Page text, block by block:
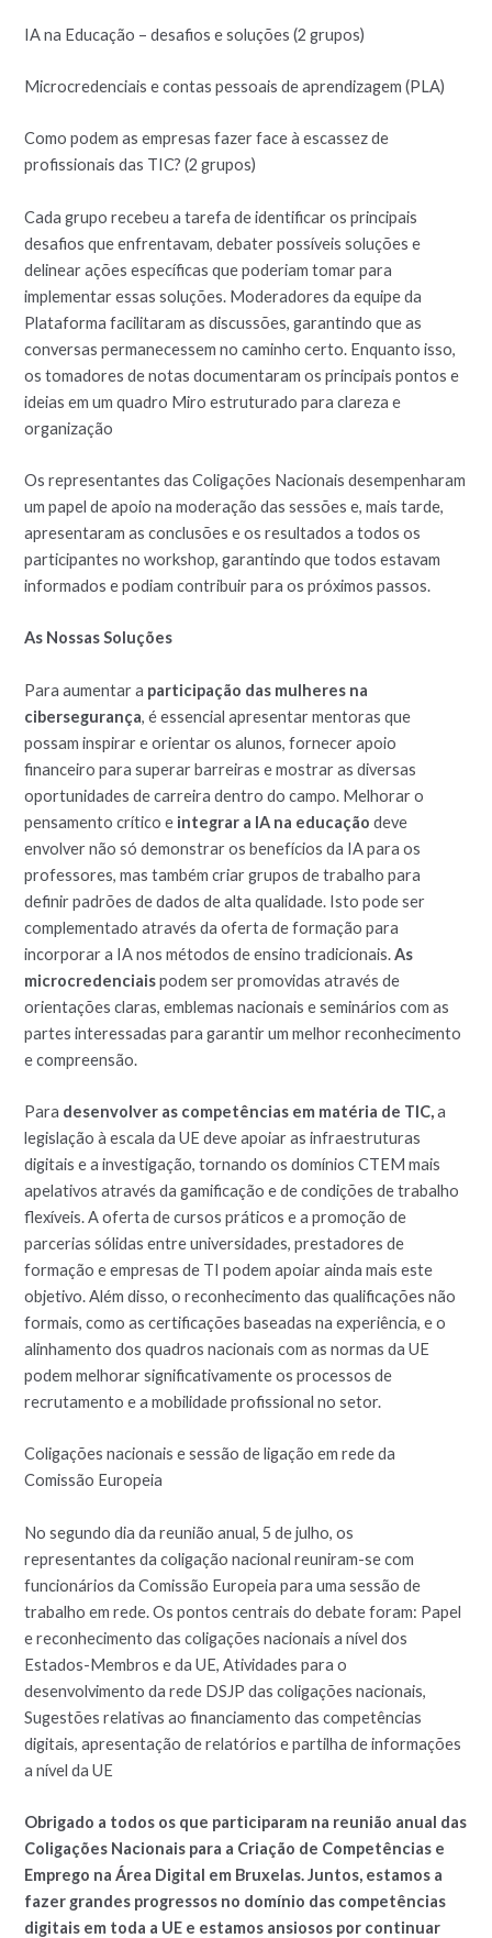
IA na Educação – desafios e soluções (2 grupos)
Microcredenciais e contas pessoais de aprendizagem (PLA)
Como podem as empresas fazer face à escassez de
profissionais das TIC? (2 grupos)
Cada grupo recebeu a tarefa de identificar os principais
desafios que enfrentavam, debater possíveis soluções e
delinear ações específicas que poderiam tomar para
implementar essas soluções. Moderadores da equipe da
Plataforma facilitaram as discussões, garantindo que as
conversas permanecessem no caminho certo. Enquanto isso,
os tomadores de notas documentaram os principais pontos e
ideias em um quadro Miro estruturado para clareza e
organização
Os representantes das Coligações Nacionais desempenharam
um papel de apoio na moderação das sessões e, mais tarde,
apresentaram as conclusões e os resultados a todos os
participantes no workshop, garantindo que todos estavam
informados e podiam contribuir para os próximos passos.
As Nossas Soluções
Para aumentar a participação das mulheres na
cibersegurança, é essencial apresentar mentoras que
possam inspirar e orientar os alunos, fornecer apoio
financeiro para superar barreiras e mostrar as diversas
oportunidades de carreira dentro do campo. Melhorar o
pensamento crítico e integrar a IA na educação deve
envolver não só demonstrar os benefícios da IA para os
professores, mas também criar grupos de trabalho para
definir padrões de dados de alta qualidade. Isto pode ser
complementado através da oferta de formação para
incorporar a IA nos métodos de ensino tradicionais.As
microcredenciaispodem ser promovidas através de
orientações claras, emblemas nacionais e seminários com as
partes interessadas para garantir um melhor reconhecimento
e compreensão.
Para desenvolver as competências em matéria de TIC,a
legislação à escala da UE deve apoiar as infraestruturas
digitais e a investigação, tornando os domínios CTEM mais
apelativos através da gamificação e de condições de trabalho
flexíveis. A oferta de cursos práticos e a promoção de
parcerias sólidas entre universidades, prestadores de
formação e empresas de TI podem apoiar ainda mais este
objetivo. Além disso, o reconhecimento das qualificações não
formais, como as certificações baseadas na experiência, e o
alinhamento dos quadros nacionais com as normas da UE
podem melhorar significativamente os processos de
recrutamento e a mobilidade profissional no setor.
Coligações nacionais e sessão de ligação em rede da
Comissão Europeia
No segundo dia da reunião anual, 5 de julho, os
representantes da coligação nacional reuniram-se com
funcionários da Comissão Europeia para uma sessão de
trabalho em rede. Os pontos centrais do debate foram: Papel
e reconhecimento das coligações nacionais a nível dos
Estados-Membros e da UE, Atividades para o
desenvolvimento da rede DSJP das coligações nacionais,
Sugestões relativas ao financiamento das competências
digitais, apresentação de relatórios e partilha de informações
a nível da UE
Obrigado a todos os que participaram na reunião anual das
Coligações Nacionais para a Criação de Competências e
Emprego na Área Digital em Bruxelas. Juntos, estamos a
fazer grandes progressos no domínio das competências
digitais em toda a UE e estamos ansiosos por continuar